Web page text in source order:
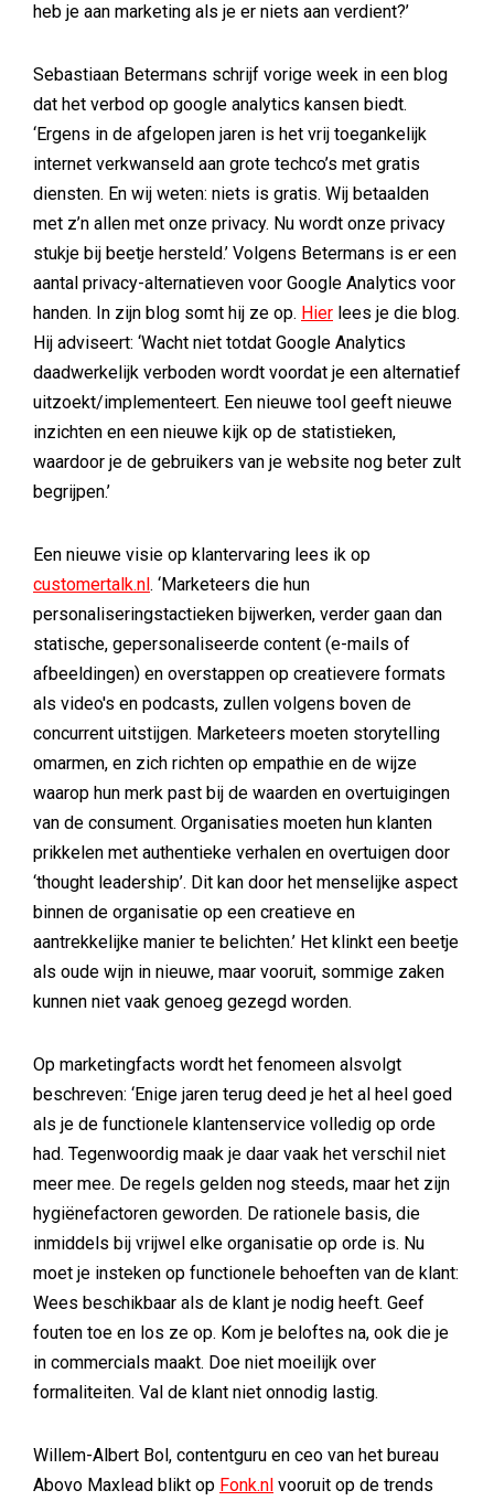
heb je aan marketing als je er niets aan verdient?’
Sebastiaan Betermans schrijf vorige week in een blog
dat het verbod op google analytics kansen biedt.
‘Ergens in de afgelopen jaren is het vrij toegankelijk
internet verkwanseld aan grote techco’s met gratis
diensten. En wij weten: niets is gratis. Wij betaalden
met z’n allen met onze privacy. Nu wordt onze privacy
stukje bij beetje hersteld.’ Volgens Betermans is er een
aantal privacy-alternatieven voor Google Analytics voor
handen. In zijn blog somt hij ze op. Hier lees je die blog.
Hij adviseert: ‘Wacht niet totdat Google Analytics
daadwerkelijk verboden wordt voordat je een alternatief
uitzoekt/implementeert. Een nieuwe tool geeft nieuwe
inzichten en een nieuwe kijk op de statistieken,
waardoor je de gebruikers van je website nog beter zult
begrijpen.’
Een nieuwe visie op klantervaring lees ik op
customertalk.nl. ‘Marketeers die hun
personaliseringstactieken bijwerken, verder gaan dan
statische, gepersonaliseerde content (e-mails of
afbeeldingen) en overstappen op creatievere formats
als video's en podcasts, zullen volgens boven de
concurrent uitstijgen. Marketeers moeten storytelling
omarmen, en zich richten op empathie en de wijze
waarop hun merk past bij de waarden en overtuigingen
van de consument. Organisaties moeten hun klanten
prikkelen met authentieke verhalen en overtuigen door
‘thought leadership’. Dit kan door het menselijke aspect
binnen de organisatie op een creatieve en
aantrekkelijke manier te belichten.’ Het klinkt een beetje
als oude wijn in nieuwe, maar vooruit, sommige zaken
kunnen niet vaak genoeg gezegd worden.
Op marketingfacts wordt het fenomeen alsvolgt
beschreven: ‘Enige jaren terug deed je het al heel goed
als je de functionele klantenservice volledig op orde
had. Tegenwoordig maak je daar vaak het verschil niet
meer mee. De regels gelden nog steeds, maar het zijn
hygiënefactoren geworden. De rationele basis, die
inmiddels bij vrijwel elke organisatie op orde is. Nu
moet je insteken op functionele behoeften van de klant:
Wees beschikbaar als de klant je nodig heeft. Geef
fouten toe en los ze op. Kom je beloftes na, ook die je
in commercials maakt. Doe niet moeilijk over
formaliteiten. Val de klant niet onnodig lastig.
Willem-Albert Bol, contentguru en ceo van het bureau
Abovo Maxlead blikt op Fonk.nl vooruit op de trends